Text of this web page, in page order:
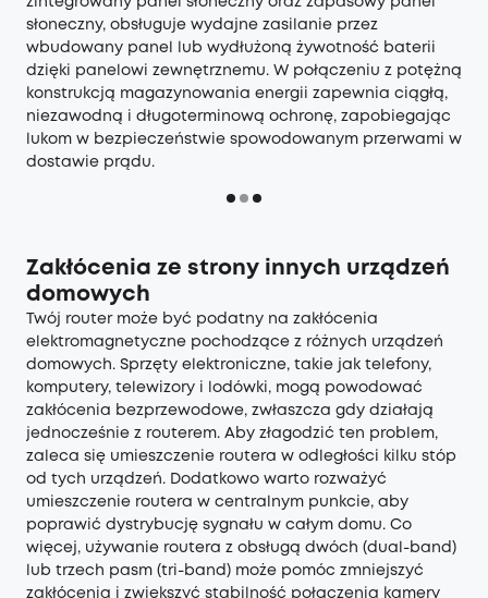
słoneczny, obsługuje wydajne zasilanie przez
wbudowany panel lub wydłużoną żywotność baterii
dzięki panelowi zewnętrznemu. W połączeniu z potężną
konstrukcją magazynowania energii zapewnia ciągłą,
niezawodną i długoterminową ochronę, zapobiegając
lukom w bezpieczeństwie spowodowanym przerwami w
dostawie prądu.
Zakłócenia ze strony innych urządzeń
domowych
Twój router może być podatny na zakłócenia
elektromagnetyczne pochodzące z różnych urządzeń
domowych. Sprzęty elektroniczne, takie jak telefony,
komputery, telewizory i lodówki, mogą powodować
zakłócenia bezprzewodowe, zwłaszcza gdy działają
jednocześnie z routerem. Aby złagodzić ten problem,
zaleca się umieszczenie routera w odległości kilku stóp
od tych urządzeń. Dodatkowo warto rozważyć
umieszczenie routera w centralnym punkcie, aby
poprawić dystrybucję sygnału w całym domu. Co
więcej, używanie routera z obsługą dwóch (dual-band)
lub trzech pasm (tri-band) może pomóc zmniejszyć
zakłócenia i zwiększyć stabilność połączenia kamery